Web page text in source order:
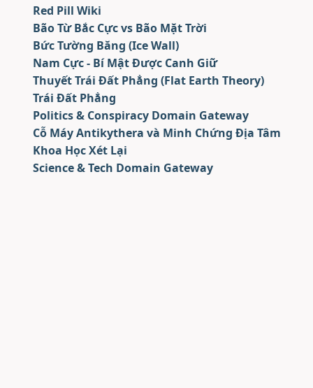
Red Pill Wiki
Bão Từ Bắc Cực vs Bão Mặt Trời
Bức Tường Băng (Ice Wall)
Nam Cực - Bí Mật Được Canh Giữ
Thuyết Trái Đất Phẳng (Flat Earth Theory)
Trái Đất Phẳng
Politics & Conspiracy Domain Gateway
Cỗ Máy Antikythera và Minh Chứng Địa Tâm
Khoa Học Xét Lại
Science & Tech Domain Gateway